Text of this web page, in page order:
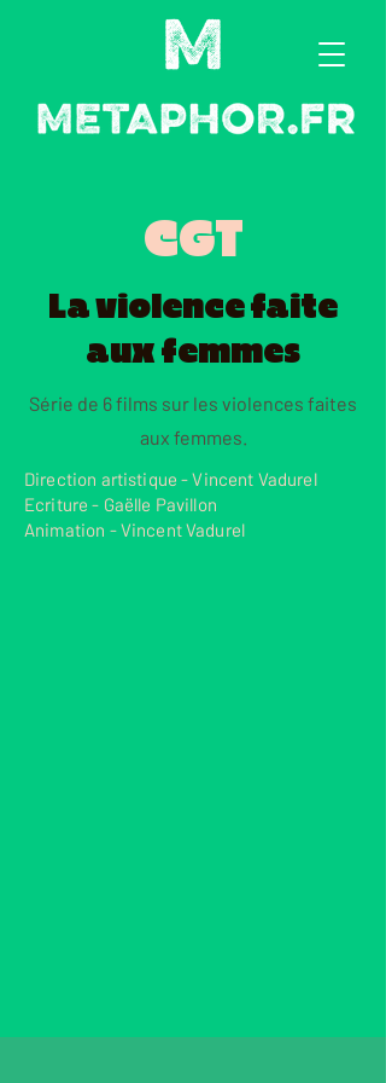
CGT
La violence faite
aux femmes
Série de 6 films sur les violences faites
aux femmes.
Direction artistique - Vincent Vadurel
Ecriture - Gaëlle Pavillon
Animation - Vincent Vadurel